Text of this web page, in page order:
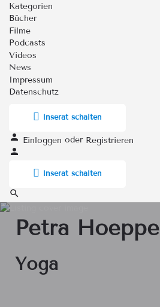
Kategorien
Bücher
Filme
Podcasts
Videos
News
Impressum
Datenschutz
Inserat schalten
Einloggen oder Registrieren
Inserat schalten
Petra Hoeppe
Yoga